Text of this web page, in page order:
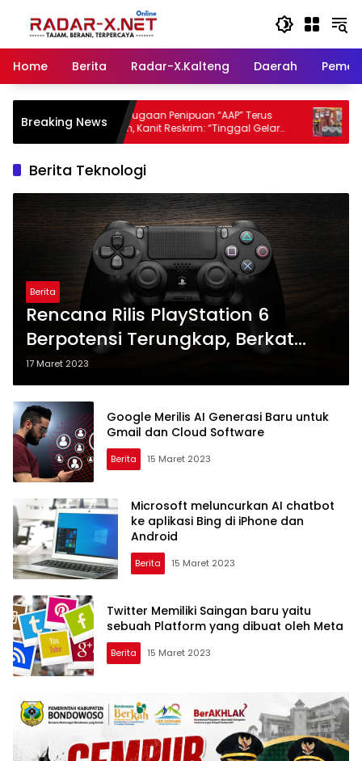
konten
Home
Berita Radar-X.Kalteng Daerah
Breaking News
Proses Dugaan Penipuan “AAP” Terus
Berjalan, Kanit Reskrim: “Tinggal Gelar
Perkara Untuk Naik Tersangka”
Bupati
Gita Uluh
Berita Teknologi
Berita
Rencana Rilis PlayStation 6
Berpotensi Terungkap, Berkat
Microsoft
17 Maret 2023
Google Merilis AI Generasi Baru untuk
Gmail dan Cloud Software
Berita 15 Maret 2023
Microsoft meluncurkan AI chatbot
ke aplikasi Bing di iPhone dan
Android
Berita 15 Maret 2023
Twitter Memiliki Saingan baru yaitu
sebuah Platform yang dibuat oleh Meta
Berita 15 Maret 2023